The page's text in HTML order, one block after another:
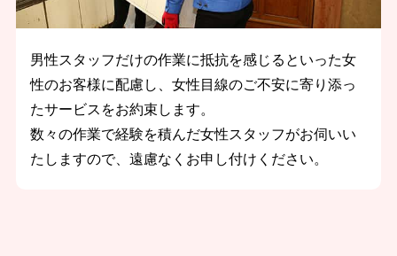
男性スタッフだけの作業に抵抗を感じるといった女
性のお客様に配慮し、女性目線のご不安に寄り添っ
たサービスをお約束します。
数々の作業で経験を積んだ女性スタッフがお伺いい
たしますので、遠慮なくお申し付けください。